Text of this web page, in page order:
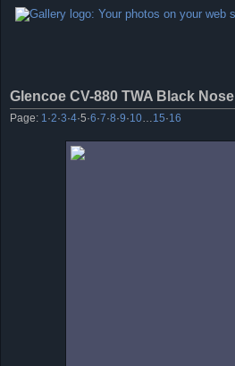
Glencoe CV-880 TWA Black Nose
Page: 1 ·2·3·4·5·6·7·8·9·10 15·16